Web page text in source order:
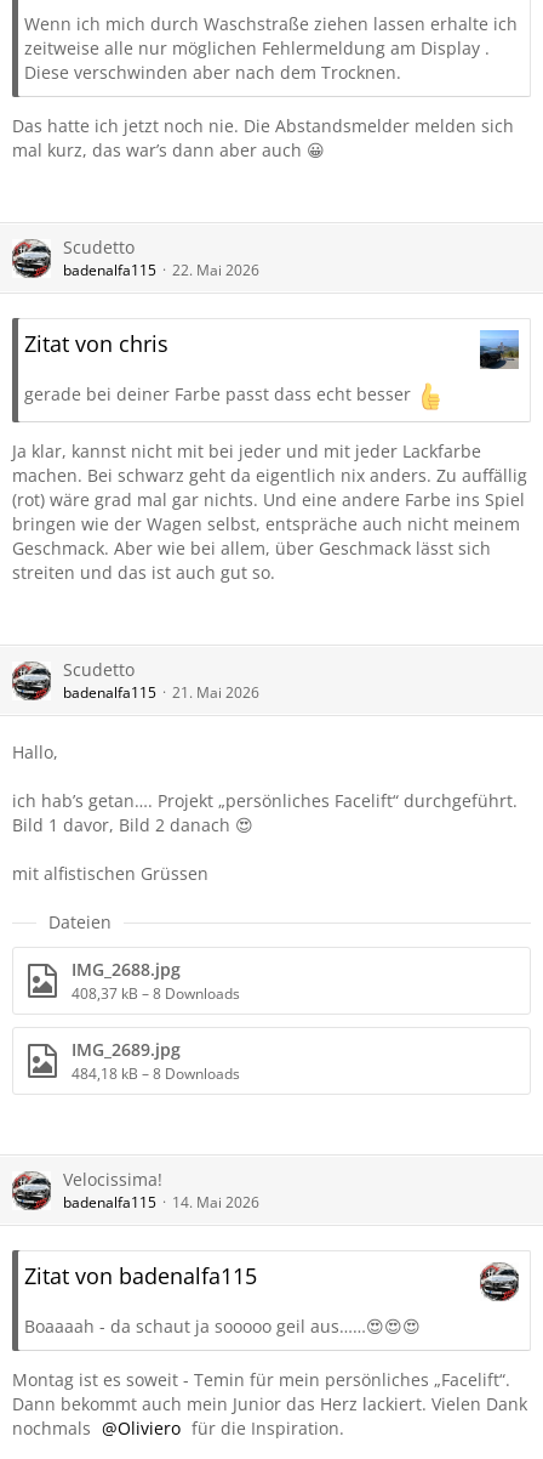
Wenn ich mich durch Waschstraße ziehen lassen erhalte ich
zeitweise alle nur möglichen Fehlermeldung am Display .
Diese verschwinden aber nach dem Trocknen.
Das hatte ich jetzt noch nie. Die Abstandsmelder melden sich
mal kurz, das war’s dann aber auch 😀
Scudetto
badenalfa115 22. Mai 2026
Zitat von chris
gerade bei deiner Farbe passt dass echt besser
Ja klar, kannst nicht mit bei jeder und mit jeder Lackfarbe
machen. Bei schwarz geht da eigentlich nix anders. Zu auffällig
(rot) wäre grad mal gar nichts. Und eine andere Farbe ins Spiel
bringen wie der Wagen selbst, entspräche auch nicht meinem
Geschmack. Aber wie bei allem, über Geschmack lässt sich
streiten und das ist auch gut so.
Scudetto
badenalfa115 21. Mai 2026
Hallo,
ich hab’s getan…. Projekt „persönliches Facelift“ durchgeführt.
Bild 1 davor, Bild 2 danach 😍
mit alfistischen Grüssen
Dateien
IMG_2688.jpg
408,37 kB – 8 Downloads
IMG_2689.jpg
484,18 kB – 8 Downloads
Velocissima!
badenalfa115 14. Mai 2026
Zitat von badenalfa115
Boaaaah - da schaut ja sooooo geil aus……😍😍😍
Montag ist es soweit - Temin für mein persönliches „Facelift“.
Dann bekommt auch mein Junior das Herz lackiert. Vielen Dank
nochmals
Oliviero für die Inspiration.